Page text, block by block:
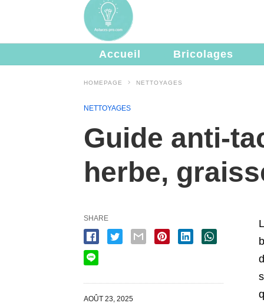
Accueil Bricolages
HOMEPAGE NETTOYAGES
NETTOYAGES
Guide
herbe,
SHARE
AOÛT 23, 2025